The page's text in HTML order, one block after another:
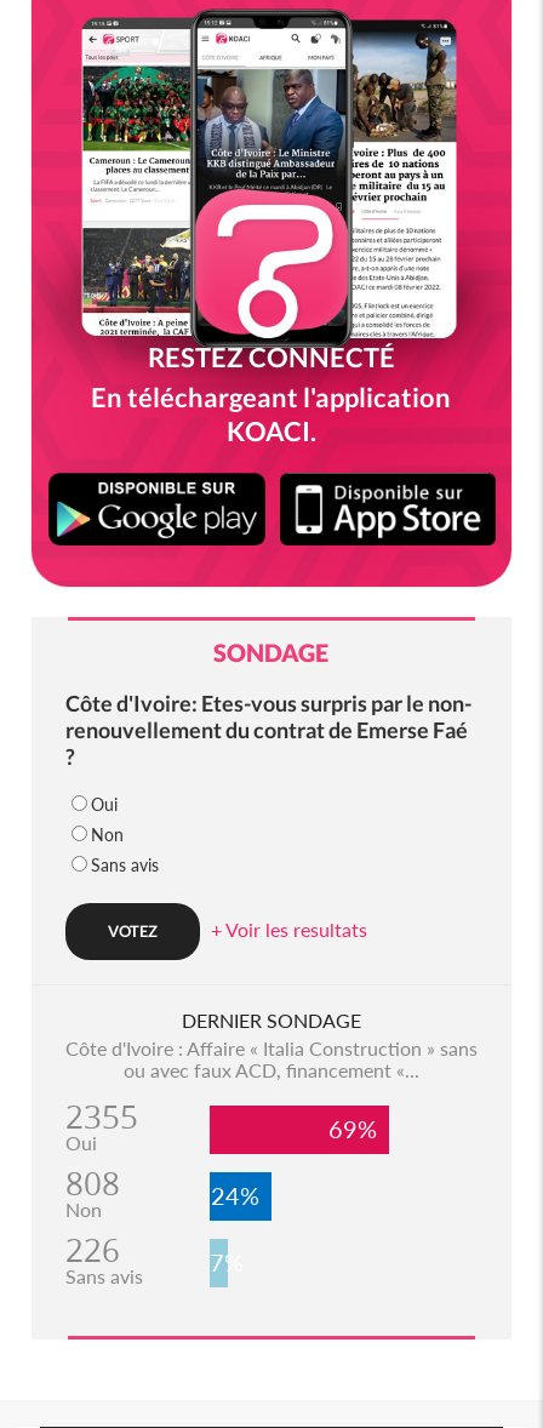
RESTEZ CONNECTÉ
En téléchargeant l'application
KOACI.
SONDAGE
Côte d'Ivoire: Etes-vous surpris par le non-
renouvellement du contrat de Emerse Faé
?
Oui
Non
Sans avis
+ Voir les resultats
DERNIER SONDAGE
Côte d'Ivoire : Affaire « Italia Construction » sans
ou avec faux ACD, financement «...
2355
Oui 69%
808
Non 24%
226
Sans avis 7%